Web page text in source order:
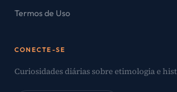
Termos de Uso
CONECTE-SE
Curiosidades diárias sobre etimologia e